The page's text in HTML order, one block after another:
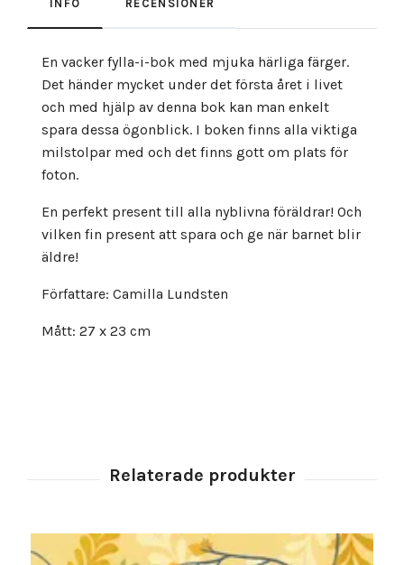
INFO RECENSIONER
En vacker fylla-i-bok med mjuka härliga färger.
Det händer mycket under det första året i livet
och med hjälp av denna bok kan man enkelt
spara dessa ögonblick. I boken finns alla viktiga
milstolpar med och det finns gott om plats för
foton.
En perfekt present till alla nyblivna föräldrar! Och
vilken fin present att spara och ge när barnet blir
äldre!
Författare: Camilla Lundsten
Mått: 27 x 23 cm